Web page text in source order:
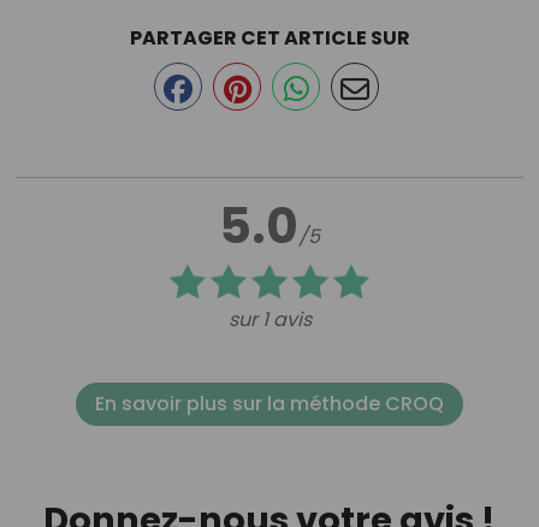
5.0/5
sur 1 avis
PARTAGER CET ARTICLE SUR
En savoir plus sur la méthode CROQ